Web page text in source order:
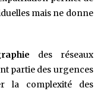
mais ne donne
des réseaux
partie des urgences
la complexité des